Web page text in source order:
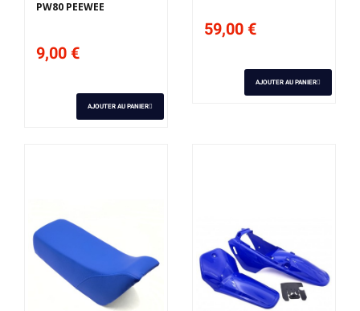
PW80 PEEWEE
9,00 €
AJOUTER AU PANIER
59,00 €
AJOUTER AU PANIER